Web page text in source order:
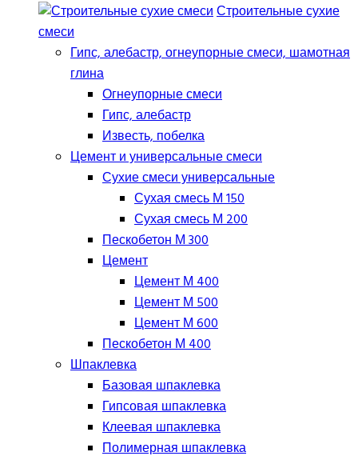
Строительные сухие
смеси
Гипс, алебастр, огнеупорные смеси, шамотная
глина
Огнеупорные смеси
Гипс, алебастр
Известь, побелка
Цемент и универсальные смеси
Сухие смеси универсальные
Сухая смесь М 150
Сухая смесь М 200
Пескобетон М 300
Цемент
Цемент М 400
Цемент М 500
Цемент М 600
Пескобетон М 400
Шпаклевка
Базовая шпаклевка
Гипсовая шпаклевка
Клеевая шпаклевка
Полимерная шпаклевка